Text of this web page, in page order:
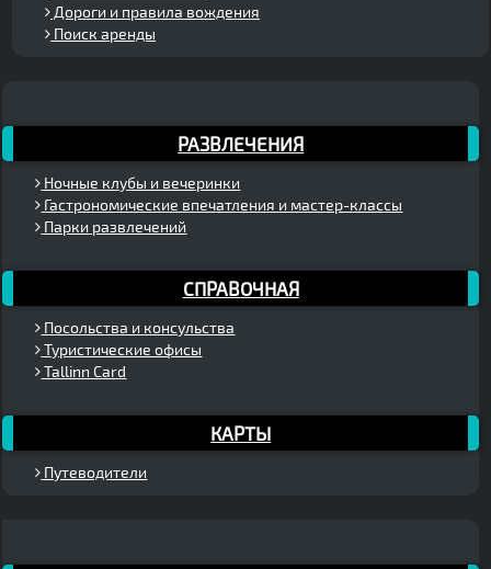
Дороги и правила вождения
Поиск аренды
РАЗВЛЕЧЕНИЯ
Ночные клубы и вечеринки
Гастрономические впечатления и мастер-классы
Парки развлечений
СПРАВОЧНАЯ
Посольства и консульства
Туристические офисы
Tallinn Card
КАРТЫ
Путеводители